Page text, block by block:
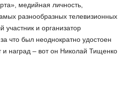
медийная личность,
разнообразных телевизионных
участник и организатор
что был неоднократно удостоен
и наград – вот он Николай Тищенко